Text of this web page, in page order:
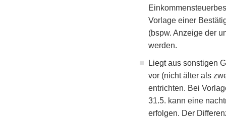
Vorlage einer
(bspw. Anzeige der
werden.
Liegt aus sonstigen
vor (nicht älter als
entrichten. Bei
31.5. kann eine
erfolgen. Der